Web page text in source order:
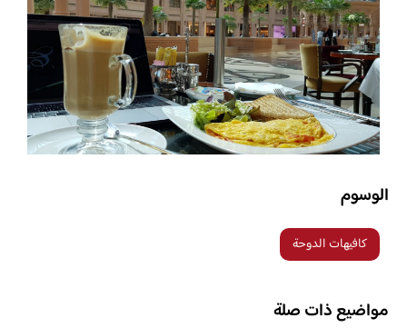
الوسوم
كافيهات الدوحة
مواضيع ذات صلة